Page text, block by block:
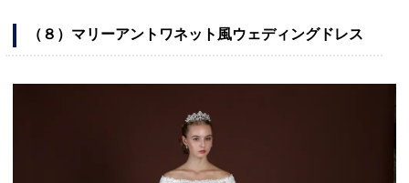
（８）マリーアントワネット風ウェディングドレス